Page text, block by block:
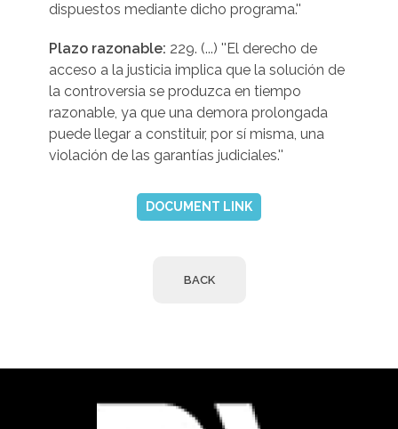
dispuestos mediante dicho programa.''
Plazo razonable: 229. (...) ''El derecho de
acceso a la justicia implica que la solución de
la controversia se produzca en tiempo
razonable, ya que una demora prolongada
puede llegar a constituir, por sí misma, una
violación de las garantías judiciales.''
DOCUMENT LINK